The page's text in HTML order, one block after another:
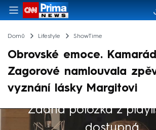
Domů Lifestyle ShowTime
Obrovské emoce.
Zagorové namlouvala
vyznání lásky Margitovi
Žádná položka z
Výběr redakce